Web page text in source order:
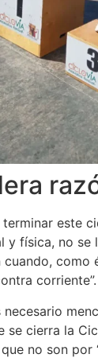
terminar este
y física, no se
como
corriente”.
se cierra la
no son por